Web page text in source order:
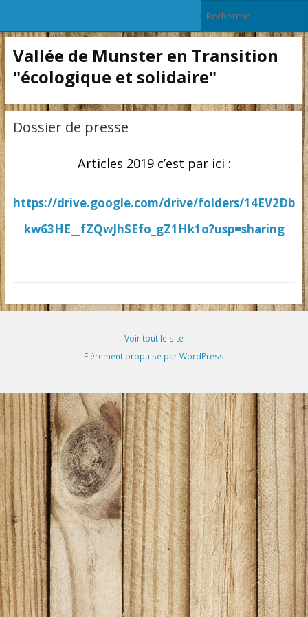
Vallée de Munster en Transition
"écologique et solidaire"
Dossier de presse
Articles 2019 c’est par ici :
https://drive.google.com/drive/folders/14EV2Db
kw63HE__fZQwJhSEfo_gZ1Hk1o?usp=sharing
Voir tout le site
Fièrement propulsé par WordPress